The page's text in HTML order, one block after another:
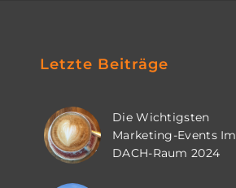
Letzte Beiträge
Die Wichtigsten
Marketing-Events Im
DACH-Raum 2024